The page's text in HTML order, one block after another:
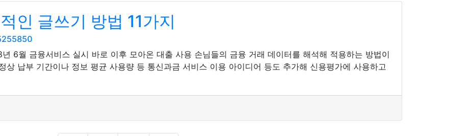
인 글쓰기 방법 11가지
6월 금융서비스 실시 바로 이후 모아온 대출 사용 손님들의 금융 거래 데이터를 해석해 적용하는 방법이
상 납부 기간이나 정보 평균 사용량 등 통신과금 서비스 이용 아이디어 등도 추가해 신용평가에 사용하고